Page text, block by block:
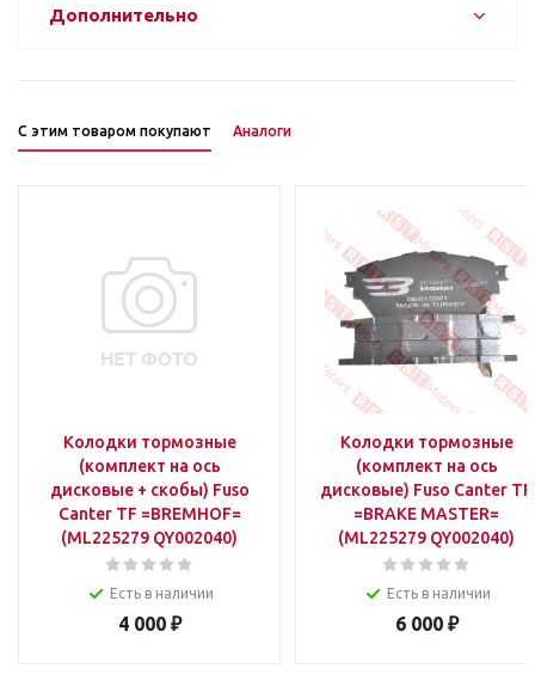
Дополнительно
С этим товаром покупают Аналоги
Колодки тормозные
(комплект на ось
дисковые + скобы) Fuso
Canter TF =BREMHOF=
(ML225279 QY002040)
Есть в наличии
4 000₽
Колодки тормозные
(комплект на ось
дисковые) Fuso Canter TF
=BRAKE MASTER=
(ML225279 QY002040)
Есть в наличии
6 000₽